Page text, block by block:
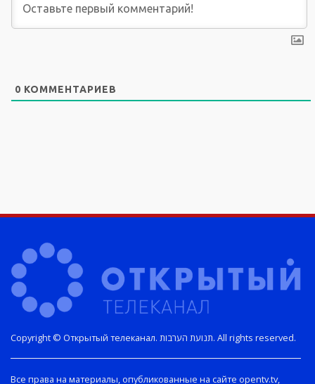
0 КОММЕНТАРИЕВ
Copyright © Открытый телеканал. תנועת הערבות. All rights reserved.
Все права на материалы, опубликованные на сайте opentv.tv,